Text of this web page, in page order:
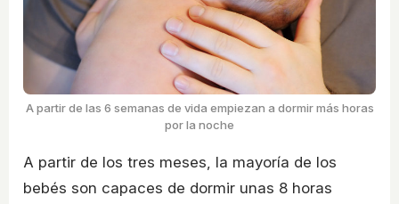
A partir de las 6 semanas de vida empiezan a dormir más horas
por la noche
A partir de los tres meses, la mayoría de los
bebés son capaces de dormir unas 8 horas